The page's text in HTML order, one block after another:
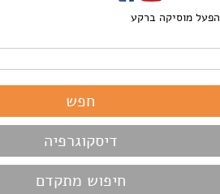
הפעל מוסיקה ברקע
דיסקוגרפיה
חיפוש מתקדם